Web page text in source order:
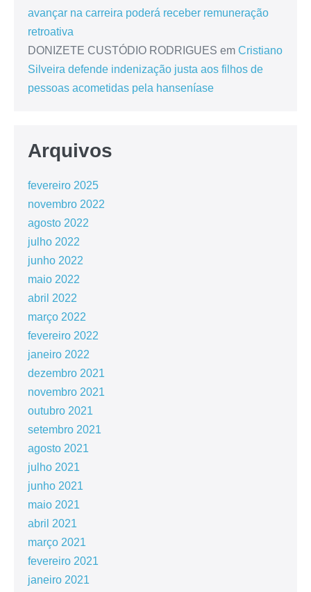
avançar na carreira poderá receber remuneração
retroativa
DONIZETE CUSTÓDIO RODRIGUES em Cristiano
Silveira defende indenização justa aos filhos de
pessoas acometidas pela hanseníase
Arquivos
fevereiro 2025
novembro 2022
agosto 2022
julho 2022
junho 2022
maio 2022
abril 2022
março 2022
fevereiro 2022
janeiro 2022
dezembro 2021
novembro 2021
outubro 2021
setembro 2021
agosto 2021
julho 2021
junho 2021
maio 2021
abril 2021
março 2021
fevereiro 2021
janeiro 2021